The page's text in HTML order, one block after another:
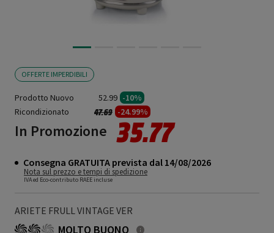
OFFERTE IMPERDIBILI
Prodotto Nuovo 52.99 -10%
Ricondizionato
Prezzo ridotto da
47.69a -24.99%
In Promozione 35.77
Consegna GRATUITA prevista dal 14/08/2026
Nota sul prezzo e tempi di spedizione
IVA ed Eco-contributo RAEE incluse
ARIETE FRULL VINTAGE VER
MOLTO BUONO